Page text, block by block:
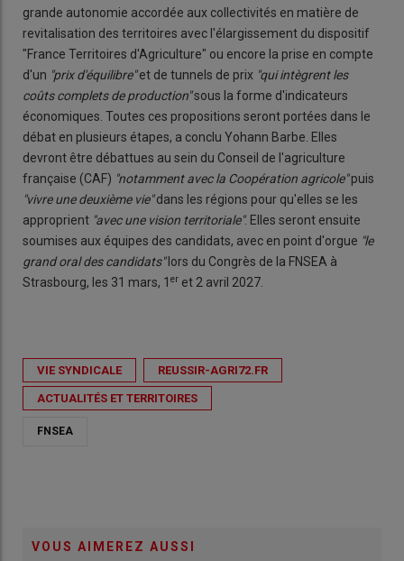
grande autonomie accordée aux collectivités en matière de
revitalisation des territoires avec l'élargissement du dispositif
"France Territoires d'Agriculture" ou encore la prise en compte
d'un "prix d'équilibre"et de tunnels de prix "qui intègrent les
coûts complets de production"sous la forme d'indicateurs
économiques. Toutes ces propositions seront portées dans le
débat en plusieurs étapes, a conclu Yohann Barbe. Elles
devront être débattues au sein du Conseil de l'agriculture
française (CAF) "notamment avec la Coopération agricole"puis
"vivre une deuxième vie"dans les régions pour qu'elles se les
approprient "avec une vision territoriale". Elles seront ensuite
soumises aux équipes des candidats, avec en point d'orgue "le
grand oral des candidats"lors du Congrès de la FNSEA à
Strasbourg, les 31 mars, 1 er et 2 avril 2027.
VIE SYNDICALE REUSSIR-AGRI72.FR
ACTUALITÉS ET TERRITOIRES
FNSEA
VOUS AIMEREZ AUSSI